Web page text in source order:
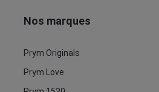
Nos marques
Prym Originals
Prym Love